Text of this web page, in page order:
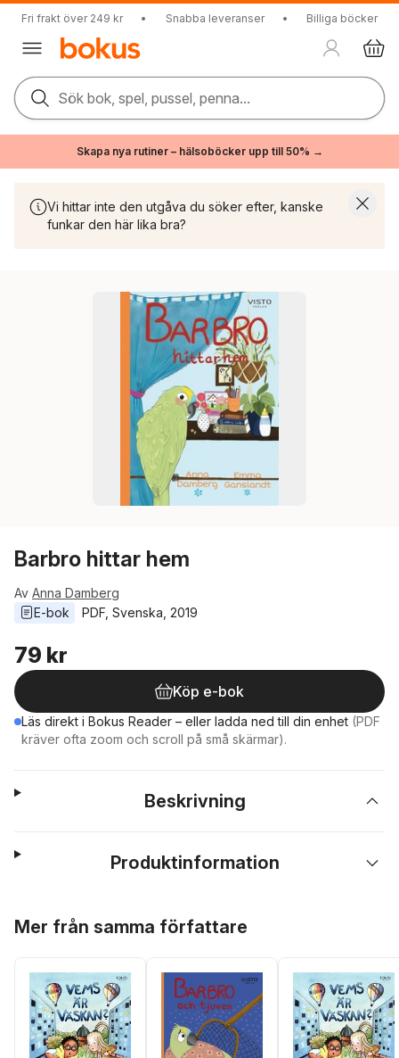
Fri frakt över 249 kr • Snabba leveranser • Billiga böcker
Sök bok, spel, pussel, penna...
Skapa nya rutiner – hälsoböcker upp till 50% →
Vi hittar inte den utgåva du söker efter, kanske
funkar den här lika bra?
Barbro hittar hem
Av Anna Damberg
E-bok
PDF Svenska 2019
79 kr
Köp e-bok
Läs direkt i Bokus Reader – eller ladda ned till din enhet (PDF
kräver ofta zoom och scroll på små skärmar).
Beskrivning
Produktinformation
Mer från samma författare